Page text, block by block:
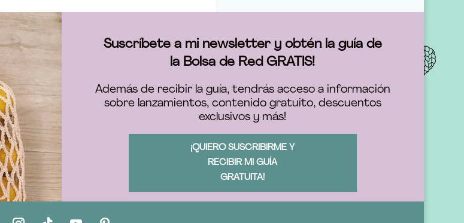
Suscríbete a mi newsletter y obtén la guía de
la Bolsa de Red GRATIS!
Además de recibir la guía, tendrás acceso a información
sobre lanzamientos, contenido gratuito, descuentos
exclusivos y más!
¡QUIERO SUSCRIBIRME Y
RECIBIR MI GUÍA
GRATUITA!